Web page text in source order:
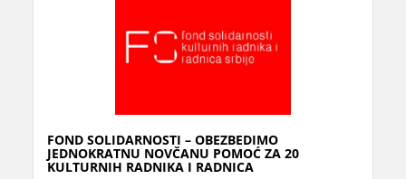
FOND SOLIDARNOSTI – OBEZBEDIMO
JEDNOKRATNU NOVČANU POMOĆ ZA 20
KULTURNIH RADNIKA I RADNICA